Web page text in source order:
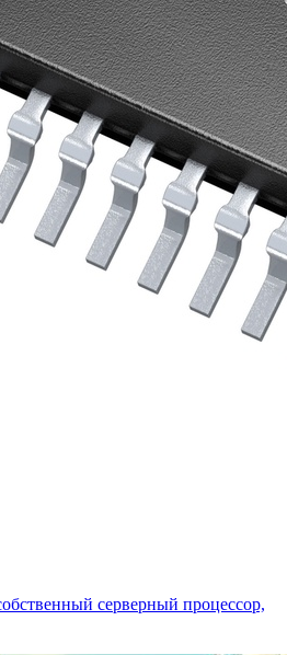
серверный процессор,